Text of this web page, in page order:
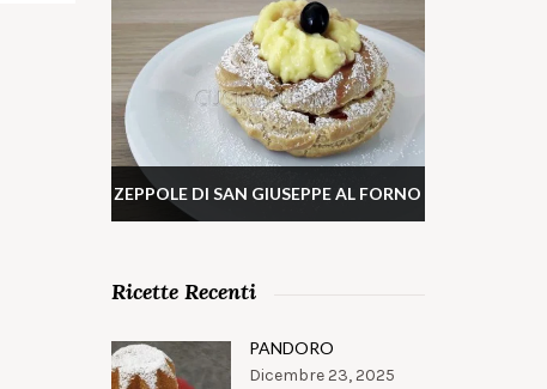
ZEPPOLE DI SAN GIUSEPPE AL FORNO
Ricette Recenti
PANDORO
Dicembre 23, 2025